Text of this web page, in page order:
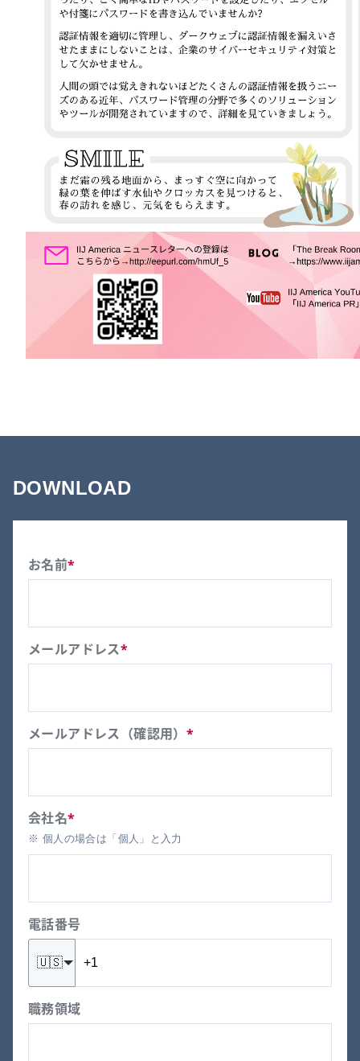
DOWNLOAD
お名前*
メールアドレス*
メールアドレス（確認用） *
会社名*
※ 個人の場合は「個人」と入力
電話番号
🇺🇸
職務領域